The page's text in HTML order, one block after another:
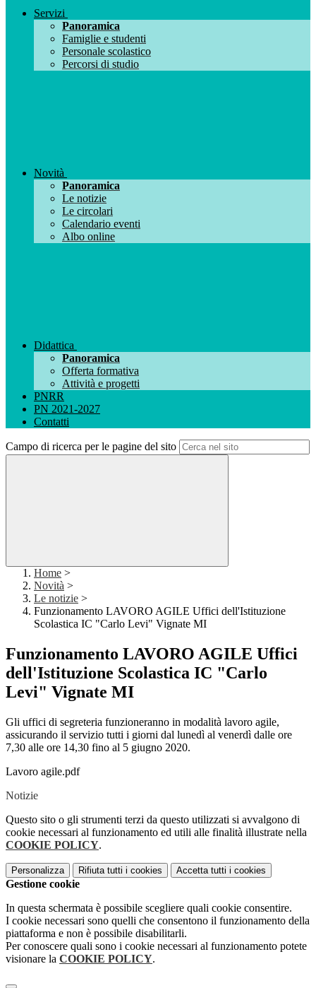
Servizi
Panoramica
Famiglie e studenti
Personale scolastico
Percorsi di studio
Novità
Panoramica
Le notizie
Le circolari
Calendario eventi
Albo online
Didattica
Panoramica
Offerta formativa
Attività e progetti
PNRR
PN 2021-2027
Contatti
Campo di ricerca per le pagine del sito
Home >
Novità >
Le notizie >
Funzionamento LAVORO AGILE Uffici dell'Istituzione
Scolastica IC "Carlo Levi" Vignate MI
Funzionamento LAVORO AGILE Uffici
dell'Istituzione Scolastica IC "Carlo
Levi" Vignate MI
Gli uffici di segreteria funzioneranno in modalità lavoro agile,
assicurando il servizio tutti i giorni dal lunedì al venerdì dalle ore
7,30 alle ore 14,30 fino al 5 giugno 2020.
Lavoro agile.pdf
Notizie
Questo sito o gli strumenti terzi da questo utilizzati si avvalgono di
cookie necessari al funzionamento ed utili alle finalità illustrate nella
COOKIE POLICY.
Personalizza Rifiuta tutti i cookies Accetta tutti i cookies
Gestione cookie
In questa schermata è possibile scegliere quali cookie consentire.
I cookie necessari sono quelli che consentono il funzionamento della
piattaforma e non è possibile disabilitarli.
Per conoscere quali sono i cookie necessari al funzionamento potete
visionare la COOKIE POLICY.